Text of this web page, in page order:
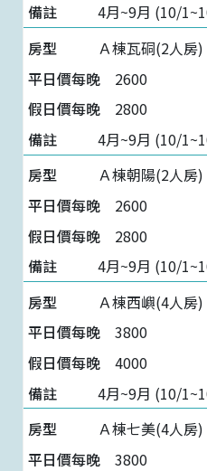
4月~9月 (10/
Ａ棟瓦硐(2人房)
2600
2800
4月~9月 (10/
Ａ棟朝陽(2人房)
2600
2800
4月~9月 (10/
Ａ棟西嶼(4人房)
3800
4000
4月~9月 (10/
Ａ棟七美(4人房)
3800